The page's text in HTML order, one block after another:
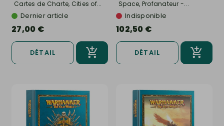
Cartes de Charte, Cities of...
Dernier article
27,00 €
DÉTAIL
Space, Profanateur -...
Indisponible
102,50 €
DÉTAIL